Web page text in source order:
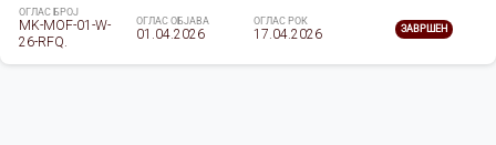
ОГЛАС БРОЈ
MK-MOF-01-W-
26-RFQ.
ОГЛАС ОБЈАВА
01.04.2026
ОГЛАС РОК
17.04.2026 ЗАВРШЕН